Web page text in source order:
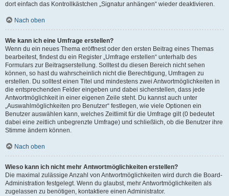
dort einfach das Kontrollkästchen „Signatur anhängen“ wieder deaktivieren.
Nach oben
Wie kann ich eine Umfrage erstellen?
Wenn du ein neues Thema eröffnest oder den ersten Beitrag eines Themas
bearbeitest, findest du ein Register „Umfrage erstellen“ unterhalb des
Formulars zur Beitragserstellung. Solltest du diesen Bereich nicht sehen
können, so hast du wahrscheinlich nicht die Berechtigung, Umfragen zu
erstellen. Du solltest einen Titel und mindestens zwei Antwortmöglichkeiten in
die entsprechenden Felder eingeben und dabei sicherstellen, dass jede
Antwortmöglichkeit in einer eigenen Zeile steht. Du kannst auch unter
„Auswahlmöglichkeiten pro Benutzer“ festlegen, wie viele Optionen ein
Benutzer auswählen kann, welches Zeitlimit für die Umfrage gilt (0 bedeutet
dabei eine zeitlich unbegrenzte Umfrage) und schließlich, ob die Benutzer ihre
Stimme ändern können.
Nach oben
Wieso kann ich nicht mehr Antwortmöglichkeiten erstellen?
Die maximal zulässige Anzahl von Antwortmöglichkeiten wird durch die Board-
Administration festgelegt. Wenn du glaubst, mehr Antwortmöglichkeiten als
zugelassen zu benötigen, kontaktiere einen Administrator.